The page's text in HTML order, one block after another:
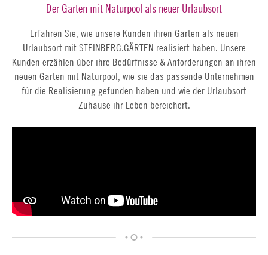
Der Garten mit Naturpool als neuer Urlaubsort
Erfahren Sie, wie unsere Kunden ihren Garten als neuen
Urlaubsort mit STEINBERG.GÄRTEN realisiert haben. Unsere
Kunden erzählen über ihre Bedürfnisse & Anforderungen an ihren
neuen Garten mit Naturpool, wie sie das passende Unternehmen
für die Realisierung gefunden haben und wie der Urlaubsort
Zuhause ihr Leben bereichert.